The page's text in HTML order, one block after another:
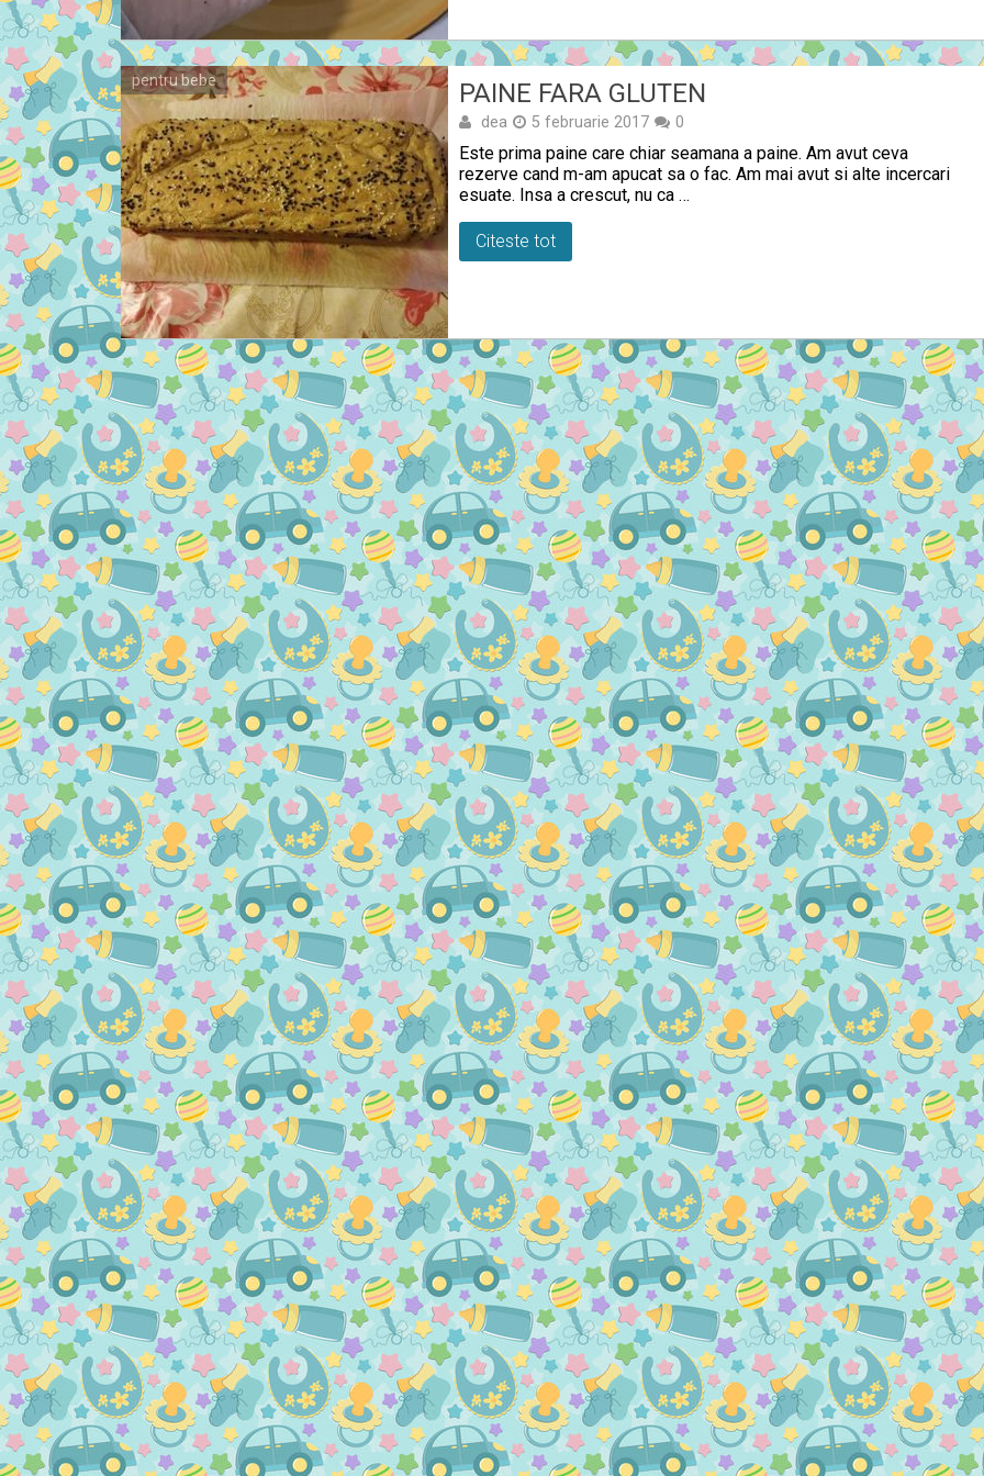
pentru bebe PAINE FARA GLUTEN
dea 5 februarie 2017 0
Este prima paine care chiar seamana a paine. Am avut ceva
rezerve cand m-am apucat sa o fac. Am mai avut si alte incercari
esuate. Insa a crescut, nu ca …
Citeste tot